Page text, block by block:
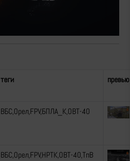
теги превью
ВБС,Орел,FPV,БПЛА_К,ОВТ-40
ВБС,Орел,FPV,НРТК,ОВТ-40,ТпВ